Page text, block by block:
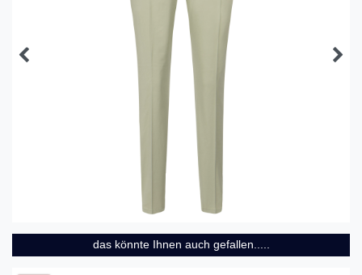
das könnte Ihnen auch gefallen.....